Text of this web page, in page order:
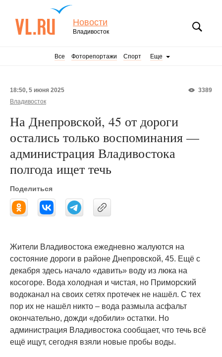
Новости
Владивосток
Все Фоторепортажи Спорт Еще
3389
18:50, 5 июня 2025
Владивосток
На Днепровской, 45 от дороги
остались только воспоминания —
администрация Владивостока
полгода ищет течь
Поделиться
Жители Владивостока ежедневно жалуются на
состояние дороги в районе Днепровской, 45. Ещё с
декабря здесь начало «давить» воду из люка на
косогоре. Вода холодная и чистая, но Приморский
водоканал на своих сетях протечек не нашёл. С тех
пор их не нашёл никто – вода размыла асфальт
окончательно, дожди «добили» остатки. Но
администрация Владивостока сообщает, что течь всё
ещё ищут, сегодня взяли новые пробы воды.